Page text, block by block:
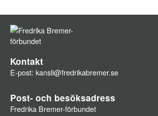
Kontakt
E-post: kansli@fredrikabremer.se
Post- och besöksadress
Fredrika Bremer-förbundet